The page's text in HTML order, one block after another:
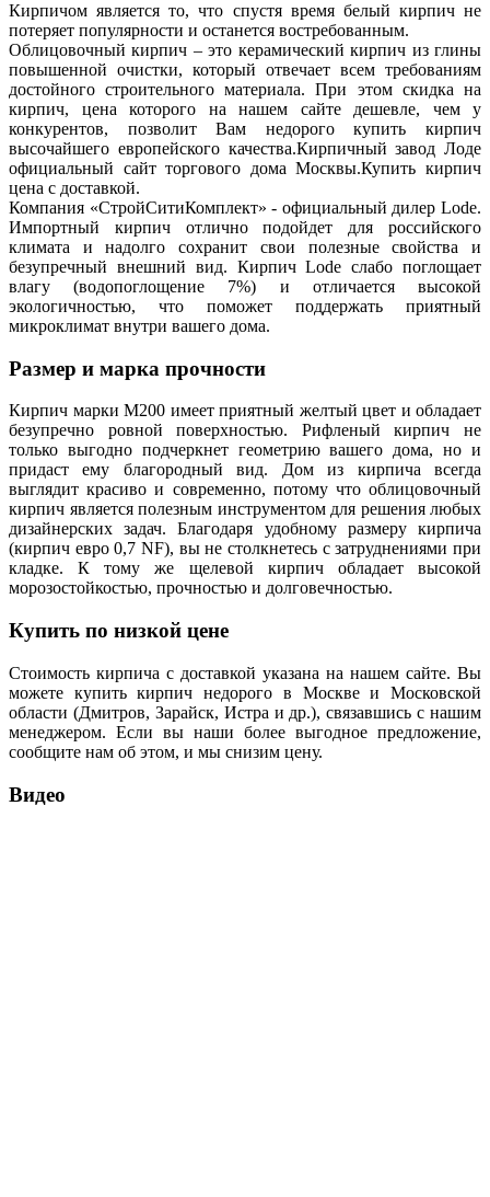
Кирпичом является то, что спустя время белый кирпич не
потеряет популярности и останется востребованным.
Облицовочный кирпич – это керамический кирпич из глины
повышенной очистки, который отвечает всем требованиям
достойного строительного материала. При этом скидка на
кирпич, цена которого на нашем сайте дешевле, чем у
конкурентов, позволит Вам недорого купить кирпич
высочайшего европейского качества.Кирпичный завод Лоде
официальный сайт торгового дома Москвы.Купить кирпич
цена с доставкой.
Компания «СтройСитиКомплект» - официальный дилер Lode.
Импортный кирпич отлично подойдет для российского
климата и надолго сохранит свои полезные свойства и
безупречный внешний вид. Кирпич Lode слабо поглощает
влагу (водопоглощение 7%) и отличается высокой
экологичностью, что поможет поддержать приятный
микроклимат внутри вашего дома.
Размер и марка прочности
Кирпич марки М200 имеет приятный желтый цвет и обладает
безупречно ровной поверхностью. Рифленый кирпич не
только выгодно подчеркнет геометрию вашего дома, но и
придаст ему благородный вид. Дом из кирпича всегда
выглядит красиво и современно, потому что облицовочный
кирпич является полезным инструментом для решения любых
дизайнерских задач. Благодаря удобному размеру кирпича
(кирпич евро 0,7 NF), вы не столкнетесь с затруднениями при
кладке. К тому же щелевой кирпич обладает высокой
морозостойкостью, прочностью и долговечностью.
Купить по низкой цене
Стоимость кирпича с доставкой указана на нашем сайте. Вы
можете купить кирпич недорого в Москве и Московской
области (Дмитров, Зарайск, Истра и др.), связавшись с нашим
менеджером. Если вы наши более выгодное предложение,
сообщите нам об этом, и мы снизим цену.
Видео